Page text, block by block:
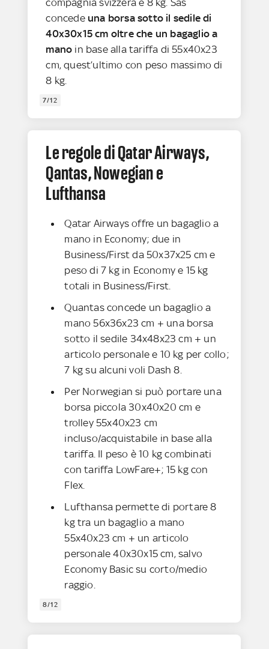
concedeuna borsa sotto il sedile di
40x30x15 cm oltre che un bagaglio a
mano in base alla tariffa di 55x40x23
cm, quest’ultimo con peso massimo di
8 kg.
7/12
Le regole di Qatar Airways,
Qantas, Nowegian e
Lufthansa
Qatar Airways offre un bagaglio a
mano in Economy; due in
Business/First da 50x37x25 cm e
peso di 7 kg in Economy e 15 kg
totali in Business/First.
Quantas concede un bagaglio a
mano 56x36x23 cm + una borsa
sotto il sedile 34x48x23 cm + un
articolo personale e 10 kg per collo;
7 kg su alcuni voli Dash 8.
Per Norwegian si può portare una
borsa piccola 30x40x20 cm e
trolley 55x40x23 cm
incluso/acquistabile in base alla
tariffa. Il peso è 10 kg combinati
con tariffa LowFare+; 15 kg con
Flex.
Lufthansa permette di portare 8
kg tra un bagaglio a mano
55x40x23 cm + un articolo
personale 40x30x15 cm, salvo
Economy Basic su corto/medio
raggio.
8/12